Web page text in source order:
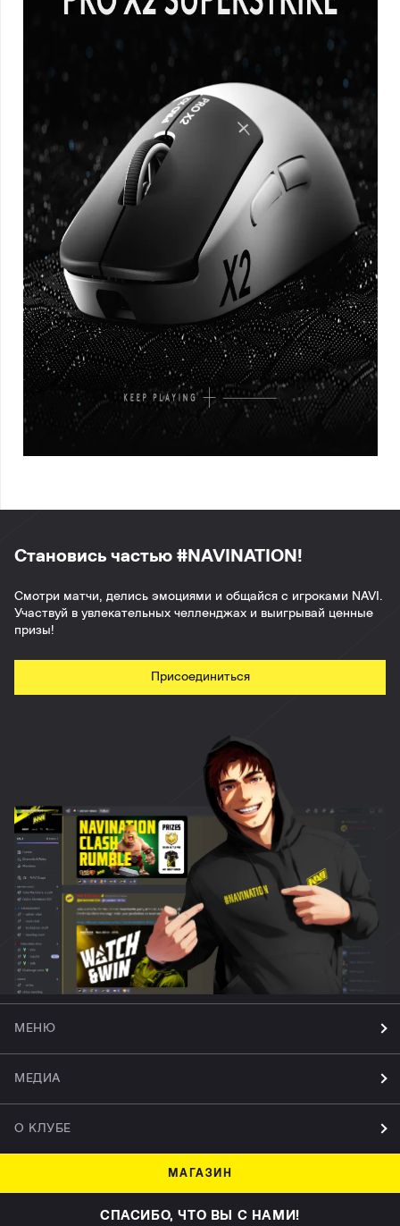
Становись частью #NAVINATION!
Смотри матчи, делись эмоциями и общайся с игроками NAVI.
Участвуй в увлекательных челленджах и выигрывай ценные
призы!
Присоединиться
МЕНЮ
МЕДИА
О КЛУБЕ
МАГАЗИН
СПАСИБО, ЧТО ВЫ С НАМИ!